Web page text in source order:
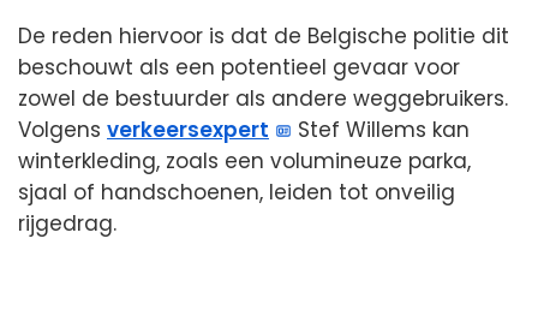
De reden hiervoor is dat de Belgische politie dit
beschouwt als een potentieel gevaar voor
zowel de bestuurder als andere weggebruikers.
Volgens verkeersexpert
Stef Willems kan
winterkleding, zoals een volumineuze parka,
sjaal of handschoenen, leiden tot onveilig
rijgedrag.